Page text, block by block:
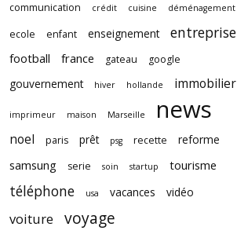
communication crédit cuisine déménagement
ecole enfant enseignement entreprise
football france gateau google
gouvernement hiver hollande immobilier
imprimeur maison Marseille news
noel paris prêt psg recette reforme
samsung serie soin startup tourisme
téléphone usa vacances vidéo
voiture voyage